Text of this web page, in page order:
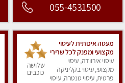
055-4531500
מעסה איכותית לעיסוי
מקצועי ומפנק לכל שרירי
הגוף עיסוי רפואי, מרגיע,
קלאסי
עיסוי אירוודה, עיסוי
מקצועי, עיסוי בקליניקה
פרטית, עיסוי טנטרה, עיסוי
שלושה
כוכבים